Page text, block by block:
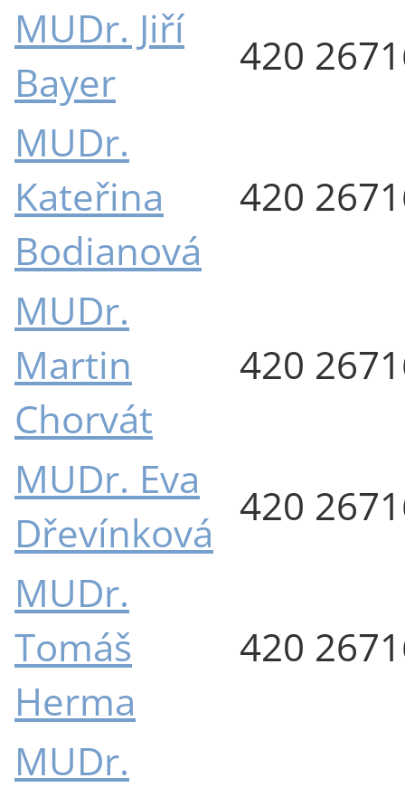
MUDr. Jiří
Bayer
420
MUDr.
Kateřina
Bodianová
420
MUDr.
Martin
Chorvát
420
MUDr. Eva
Dřevínková
420
MUDr.
Tomáš
Herma
420
MUDr.